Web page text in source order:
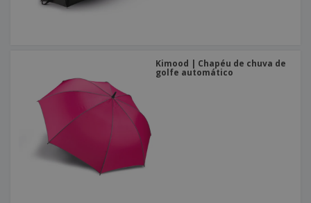
Kimood | Chapéu de chuva de
golfe automático